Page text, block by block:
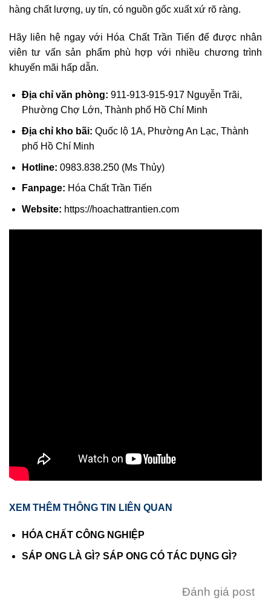
hàng chất lượng, uy tín, có nguồn gốc xuất xứ rõ ràng.
Hãy liên hệ ngay với Hóa Chất Trần Tiến để được nhân
viên tư vấn sản phẩm phù hợp với nhiều chương trình
khuyến mãi hấp dẫn.
Địa chỉ văn phòng: 911-913-915-917 Nguyễn Trãi,
Phường Chợ Lớn, Thành phố Hồ Chí Minh
Địa chỉ kho bãi: Quốc lộ 1A, Phường An Lạc, Thành
phố Hồ Chí Minh
Hotline: 0983.838.250 (Ms Thủy)
Fanpage: Hóa Chất Trần Tiến
Website: https://hoachattrantien.com
XEM THÊM THÔNG TIN LIÊN QUAN
HÓA CHẤT CÔNG NGHIỆP
SÁP ONG LÀ GÌ? SÁP ONG CÓ TÁC DỤNG GÌ?
Đánh giá post